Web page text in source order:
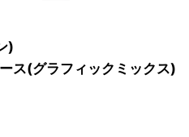
)
ス(グラフィックミックス)